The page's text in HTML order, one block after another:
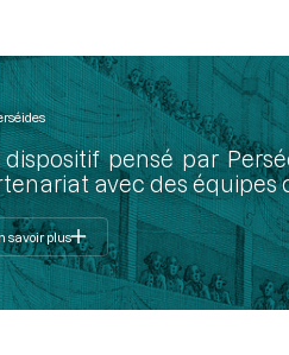
dispositif pensé par
avec des équipes
savoir plus